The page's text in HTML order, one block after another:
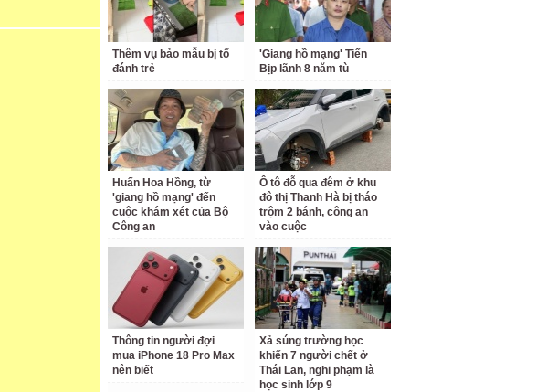
Thêm vụ bảo mẫu bị tố
đánh trẻ
'Giang hồ mạng' Tiến
Bịp lãnh 8 năm tù
Huấn Hoa Hồng, từ
'giang hồ mạng' đến
cuộc khám xét của Bộ
Công an
Ô tô đỗ qua đêm ở khu
đô thị Thanh Hà bị tháo
trộm 2 bánh, công an
vào cuộc
Thông tin người đợi
mua iPhone 18 Pro Max
nên biết
Xả súng trường học
khiến 7 người chết ở
Thái Lan, nghi phạm là
học sinh lớp 9